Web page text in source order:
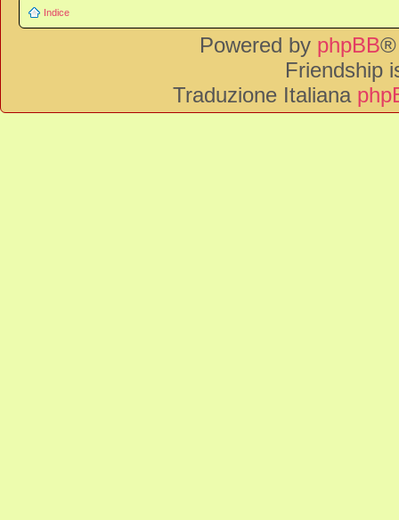
Indice
Powered by phpBB®
Friendship
Traduzione Italiana